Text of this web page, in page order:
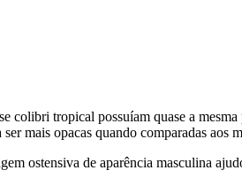
colibri tropical possuíam quase a
mais opacas quando comparadas
ostensiva de aparência masculina